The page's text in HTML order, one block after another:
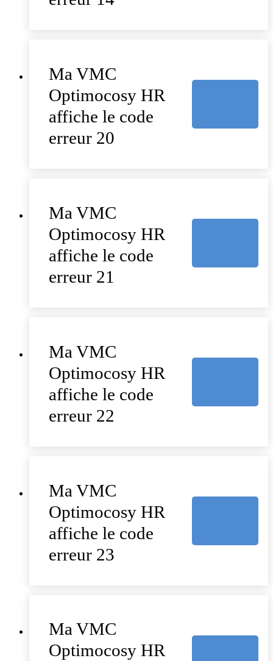
Ma VMC
Optimocosy HR
affiche le code
erreur 20
Ma VMC
Optimocosy HR
affiche le code
erreur 21
Ma VMC
Optimocosy HR
affiche le code
erreur 22
Ma VMC
Optimocosy HR
affiche le code
erreur 23
Ma VMC
Optimocosy HR